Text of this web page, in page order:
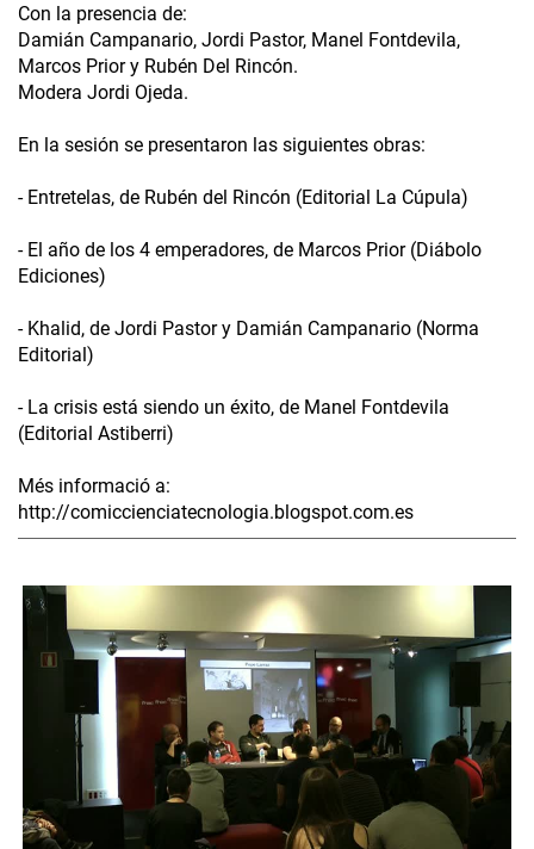
Con la presencia de:
Damián Campanario, Jordi Pastor, Manel Fontdevila,
Marcos Prior y Rubén Del Rincón.
Modera Jordi Ojeda.
En la sesión se presentaron las siguientes obras:
- Entretelas, de Rubén del Rincón (Editorial La Cúpula)
- El año de los 4 emperadores, de Marcos Prior (Diábolo
Ediciones)
- Khalid, de Jordi Pastor y Damián Campanario (Norma
Editorial)
- La crisis está siendo un éxito, de Manel Fontdevila
(Editorial Astiberri)
Més informació a:
http://comiccienciatecnologia.blogspot.com.es